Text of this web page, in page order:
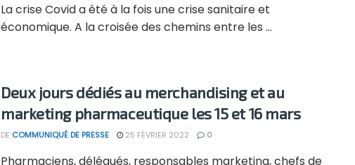
La crise Covid a été à la fois une crise sanitaire et
économique. A la croisée des chemins entre les ...
Deux jours dédiés au merchandising et au
marketing pharmaceutique les 15 et 16 mars
DE COMMUNIQUÉ DE PRESSE 25 FÉVRIER 2022 0
Pharmaciens, délégués, responsables marketing, chefs de